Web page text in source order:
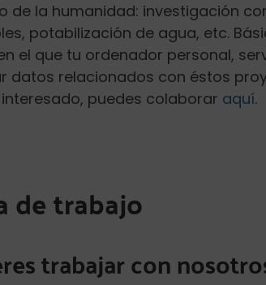
de la humanidad: investigación
potabilización de agua, etc.
el que tu ordenador personal,
datos relacionados con éstos
puedes colaborar aquí.
de trabajo
trabajar con